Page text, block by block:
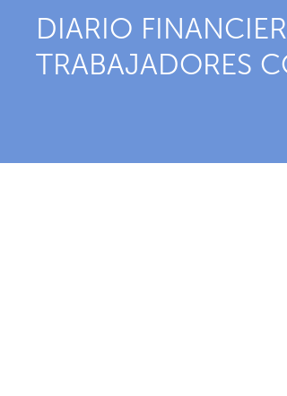
DIARIO
TRABAJADORES